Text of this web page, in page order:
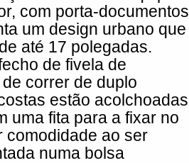
com porta-documentos
um design urbano que
até 17 polegadas.
de fivela de
correr de duplo
estão acolchoadas
uma fita para a fixar no
comodidade ao ser
numa bolsa